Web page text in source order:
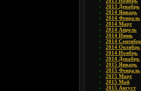
2013 Декабрь
2014 Январь
2014 Февраль
2014 Март
2014 Апрель
2014 Июнь
2014
2014 Октябрь
2014 Ноябрь
2014 Декабрь
2015 Январь
2015 Февраль
2015 Март
2015 Май
2015 Август